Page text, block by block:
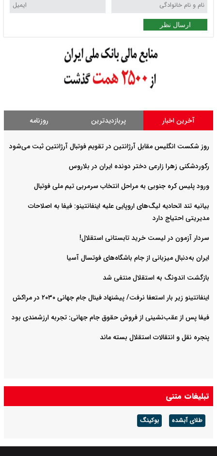
ارسال نظر
آخرین اخبار پربازدیدترین روزنامه
روز شکست انگلیس مقابل آرژانتین در تقویم فوتبال آرژانتین ثبت می‌شود
رکوردشکنی زهرا زارعی دختر دونده ایران در بلاروس
ورود پلیس کره جنوبی به مراحل انتخاب سرمربی تیم ملی فوتبال
بیانیه تند اتحادیه لیگ‌های اروپایی علیه اینفانتینو: فیفا به اصلاحات
مدیریتی احتیاج دارد
سردار آزمون در لیست خرید تابستانی استقلال!
ایران به‌دنبال میزبانی از جام باشگاه‌های فوتسال آسیا
بازگشت اندونگ به استقلال منتفی شد
اینفانتینو زیر بار استعفا نرفت/ پیشنهاد فینال جام جهانی ۲۰۳۰ در مراکش
فیفا پس از عقب‌نشینی از فروش حقوق جام جهانی: تجربه ارزشمندی بود
پنجره نقل و انتقالات استقلال بسته ماند
تبلیغات متنی
طلای آبشده بوکینگ